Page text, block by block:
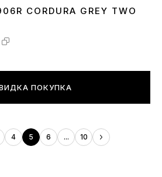
CORDURA GREY TWO
ПОКУПКА
4 5 6 ... 10